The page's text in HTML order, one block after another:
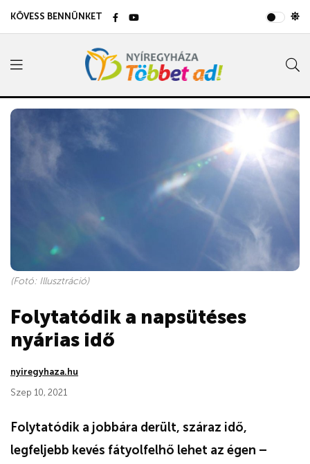
KÖVESS BENNÜNKET
(Fotó: Illusztráció)
Folytatódik a napsütéses
nyárias idő
nyiregyhaza.hu
Szep 10, 2021
Folytatódik a jobbára derült, száraz idő,
legfeljebb kevés fátyolfelhő lehet az égen –